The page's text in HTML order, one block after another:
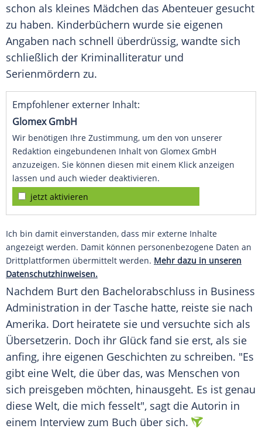
schon als kleines Mädchen das Abenteuer gesucht
zu haben. Kinderbüchern wurde sie eigenen
Angaben nach schnell überdrüssig, wandte sich
schließlich der Kriminalliteratur und
Serienmördern zu.
Empfohlener externer Inhalt:
Glomex GmbH
Wir benötigen Ihre Zustimmung, um den von unserer
Redaktion eingebundenen Inhalt von Glomex GmbH
anzuzeigen. Sie können diesen mit einem Klick anzeigen
lassen und auch wieder deaktivieren.
jetzt aktivieren
Ich bin damit einverstanden, dass mir externe Inhalte
angezeigt werden. Damit können personenbezogene Daten an
Drittplattformen übermittelt werden. Mehr dazu in unseren
Datenschutzhinweisen.
Nachdem Burt den Bachelorabschluss in Business
Administration in der Tasche hatte, reiste sie nach
Amerika. Dort heiratete sie und versuchte sich als
Übersetzerin. Doch ihr Glück fand sie erst, als sie
anfing, ihre eigenen Geschichten zu schreiben. "Es
gibt eine Welt, die über das, was Menschen von
sich preisgeben möchten, hinausgeht. Es ist genau
diese Welt, die mich fesselt", sagt die Autorin in
einem Interview zum Buch über sich.